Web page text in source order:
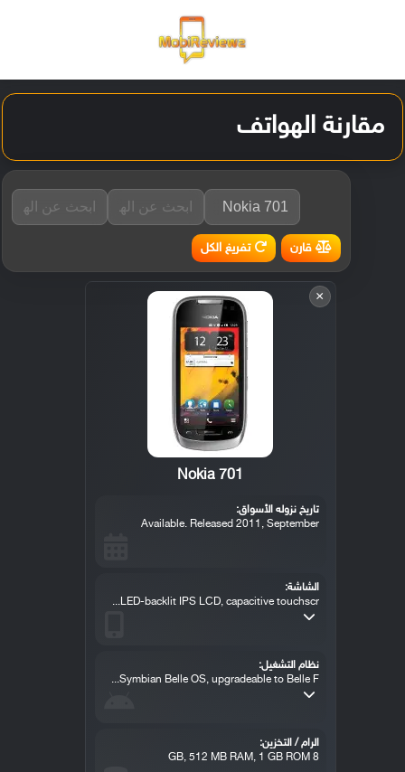
مقارنة الهواتف
قارن تفريغ الكل
×
Nokia 701
تاريخ نزوله الأسواق:
Available. Released 2011, September
الشاشة:
LED-backlit IPS LCD, capacitive touchscr...
نظام التشغيل:
Symbian Belle OS, upgradeable to Belle F...
الرام / التخزين:
8 GB, 512 MB RAM, 1 GB ROM